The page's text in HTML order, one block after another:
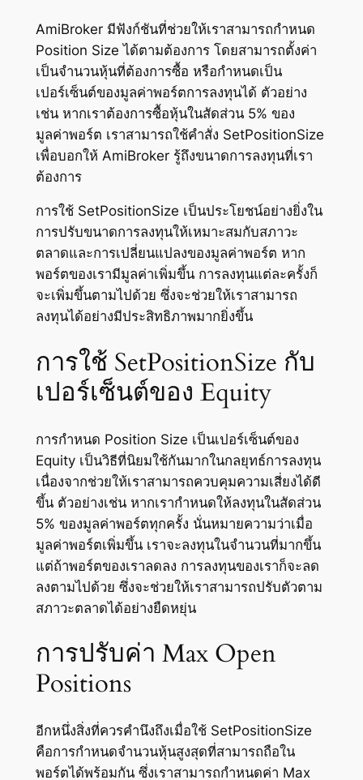
AmiBroker มีฟังก์ชันที่ช่วยให้เราสามารถกำหนด
Position Size ได้ตามต้องการ โดยสามารถตั้งค่า
เป็นจำนวนหุ้นที่ต้องการซื้อ หรือกำหนดเป็น
เปอร์เซ็นต์ของมูลค่าพอร์ตการลงทุนได้ ตัวอย่าง
เช่น หากเราต้องการซื้อหุ้นในสัดส่วน 5% ของ
มูลค่าพอร์ต เราสามารถใช้คำสั่ง SetPositionSize
เพื่อบอกให้ AmiBroker รู้ถึงขนาดการลงทุนที่เรา
ต้องการ
การใช้ SetPositionSize เป็นประโยชน์อย่างยิ่งใน
การปรับขนาดการลงทุนให้เหมาะสมกับสภาวะ
ตลาดและการเปลี่ยนแปลงของมูลค่าพอร์ต หาก
พอร์ตของเรามีมูลค่าเพิ่มขึ้น การลงทุนแต่ละครั้งก็
จะเพิ่มขึ้นตามไปด้วย ซึ่งจะช่วยให้เราสามารถ
ลงทุนได้อย่างมีประสิทธิภาพมากยิ่งขึ้น
การใช้ SetPositionSize กับ
เปอร์เซ็นต์ของ Equity
การกำหนด Position Size เป็นเปอร์เซ็นต์ของ
Equity เป็นวิธีที่นิยมใช้กันมากในกลยุทธ์การลงทุน
เนื่องจากช่วยให้เราสามารถควบคุมความเสี่ยงได้ดี
ขึ้น ตัวอย่างเช่น หากเรากำหนดให้ลงทุนในสัดส่วน
5% ของมูลค่าพอร์ตทุกครั้ง นั่นหมายความว่าเมื่อ
มูลค่าพอร์ตเพิ่มขึ้น เราจะลงทุนในจำนวนที่มากขึ้น
แต่ถ้าพอร์ตของเราลดลง การลงทุนของเราก็จะลด
ลงตามไปด้วย ซึ่งจะช่วยให้เราสามารถปรับตัวตาม
สภาวะตลาดได้อย่างยืดหยุ่น
การปรับค่า Max Open
Positions
อีกหนึ่งสิ่งที่ควรคำนึงถึงเมื่อใช้ SetPositionSize
คือการกำหนดจำนวนหุ้นสูงสุดที่สามารถถือใน
พอร์ตได้พร้อมกัน ซึ่งเราสามารถกำหนดค่า Max